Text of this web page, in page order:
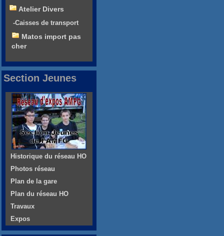
Atelier Divers
-Caisses de transport
Matos import pas
cher
Section Jeunes
Historique du réseau HO
Photos réseau
Plan de la gare
Plan du réseau HO
Travaux
Expos